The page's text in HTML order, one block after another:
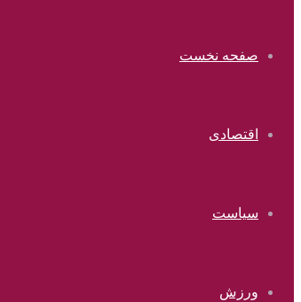
صفحه نخست
اقتصادی
سیاست
ورزش